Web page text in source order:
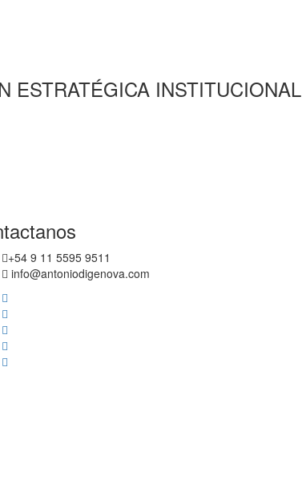
ESTRATÉGICA INSTITUCIONAL
+54 9 11 5595 9511
info@antoniodigenova.com